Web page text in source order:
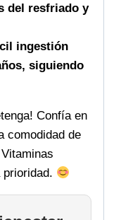
del resfriado y
ingestión
siguiendo
Confía en
comodidad de